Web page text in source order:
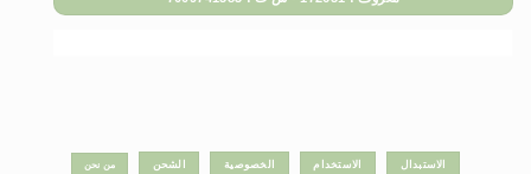
الاستبدال الاستخدام الخصوصية الشحن من نحن